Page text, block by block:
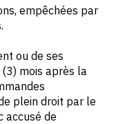
empêchées par
ou de ses
mois après la
plein droit par le
accusé de